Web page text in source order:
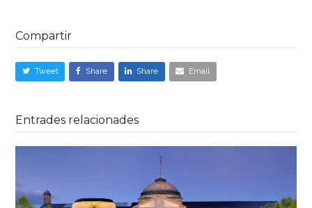
Compartir
Tweet Share Share Email
Entrades relacionades